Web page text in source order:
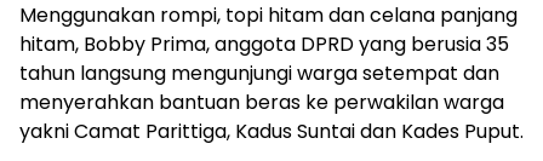
Menggunakan rompi, topi hitam dan celana panjang
hitam, Bobby Prima, anggota DPRD yang berusia 35
tahun langsung mengunjungi warga setempat dan
menyerahkan bantuan beras ke perwakilan warga
yakni Camat Parittiga, Kadus Suntai dan Kades Puput.